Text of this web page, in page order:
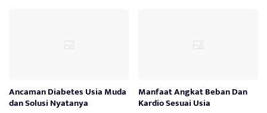
Ancaman Diabetes Usia Muda
dan Solusi Nyatanya
Manfaat Angkat Beban Dan
Kardio Sesuai Usia